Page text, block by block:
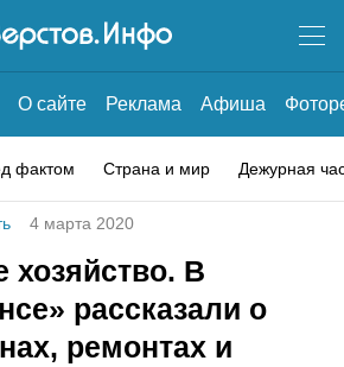
О сайте Реклама Афиша
фактом Страна и мир Дежурная
4 марта 2020
хозяйство. В
рассказали о
ремонтах и